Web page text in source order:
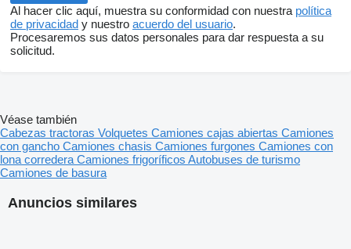
Al hacer clic aquí, muestra su conformidad con nuestra política
de privacidad y nuestro acuerdo del usuario.
Procesaremos sus datos personales para dar respuesta a su
solicitud.
Anuncios similares
Véase también
Cabezas tractoras Volquetes Camiones cajas abiertas Camiones
con gancho Camiones chasis Camiones furgones Camiones con
lona corredera Camiones frigoríficos Autobuses de turismo
Camiones de basura